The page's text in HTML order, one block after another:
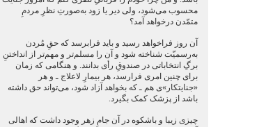
محسوب می‌شود، ولی دیر یا زود به‌صورتِ نظرِ مردمِ
متمّدن درخواهد آمد؟
آن روز فراخواهد رسید و باید فرابرسد که حقِ مُردن
به‌رسمیّت شناخته شود و آن را مسلم‌تر و مهم‌تر از انداختنِ
برگِ انتخاباتی در صندوقِ رأی بدانند. و هنگامی که زمان
برای چنین امری فرارسد، هر بیمارِ لاعلاج ـ و هر
«جنایتکار»ی هم ـ که بخواهد آزاد شود، می‌تواند حق داشته
باشد از پزشک کمک بگیرد.
چیزی زیبا و باشکوه در آن جامِ زهر وجود داشت که اهالی